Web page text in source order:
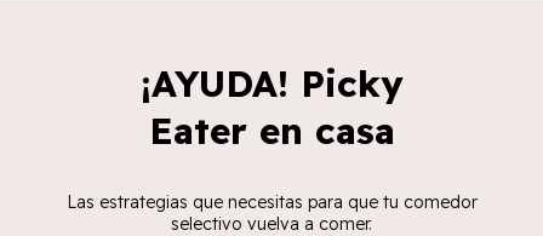
¡AYUDA! Picky
Eater en casa
Las estrategias que necesitas para que tu comedor
selectivo vuelva a comer.